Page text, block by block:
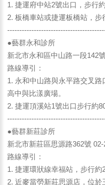
1. 捷運府中站2號出口，步行
2. 板橋車站或捷運板橋站，步
●藝群永和診所
新北市永和區中山路一段142
路線導引：
1. 永和中山路與永平路交叉
高中與比漾廣場。
2. 捷運頂溪站1號出口步行約
●藝群新莊診所
新北市新莊區思源路362號 02-
路線導引：
1. 捷運環狀線幸福站，步行約
2. 近麥當勞新莊思源店，位於